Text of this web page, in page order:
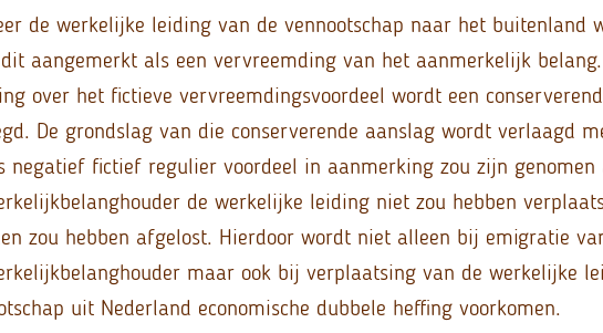
de werkelijke leiding van de vennootschap naar het buitenland
aangemerkt als een vervreemding van het aanmerkelijk
over het fictieve vervreemdingsvoordeel wordt een
De grondslag van die conserverende aanslag wordt verlaagd
negatief fictief regulier voordeel in aanmerking zou zijn genomen
de werkelijke leiding niet zou hebben
zou hebben afgelost. Hierdoor wordt niet alleen bij emigratie
maar ook bij verplaatsing van de werkelijke
uit Nederland economische dubbele heffing voorkomen.